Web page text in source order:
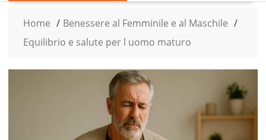
Home
Benessere al Femminile e al Maschile
Equilibrio e salute per l uomo maturo